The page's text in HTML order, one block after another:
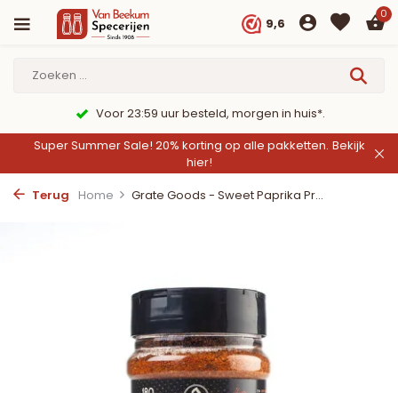
9,6
0
Voor 23:59 uur besteld, morgen in huis*.
Super Summer Sale! 20% korting op alle pakketten. Bekijk
hier!
Terug
Home Grate Goods - Sweet Paprika Pr...